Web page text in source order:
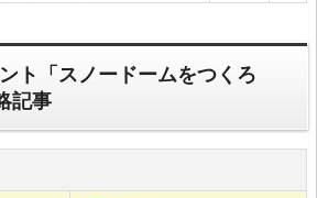
ト「スノードームをつくろ
記事